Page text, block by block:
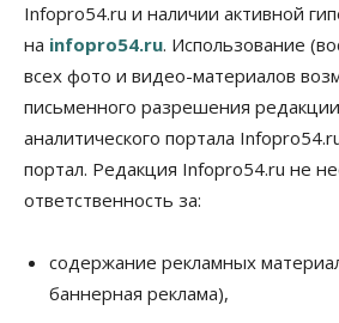
Недвижимость
Новосибирску нужны яркие
градообразующие общественные
10 Августа 2026, 14:30
Общество
Предложения по строительству
бомбоубежищ появились на
10 Августа 2026, 14:00
Бизнес Общество
В Новосибирске сформировалось
профессиональное сообщество
Infopro54.ru и наличии активной
на infopro54.ru. Использование
всех фото и видео-материалов
письменного разрешения
аналитического портала
портал. Редакция Infopro54.ru не
ответственность за:
содержание рекламных
баннерная реклама),